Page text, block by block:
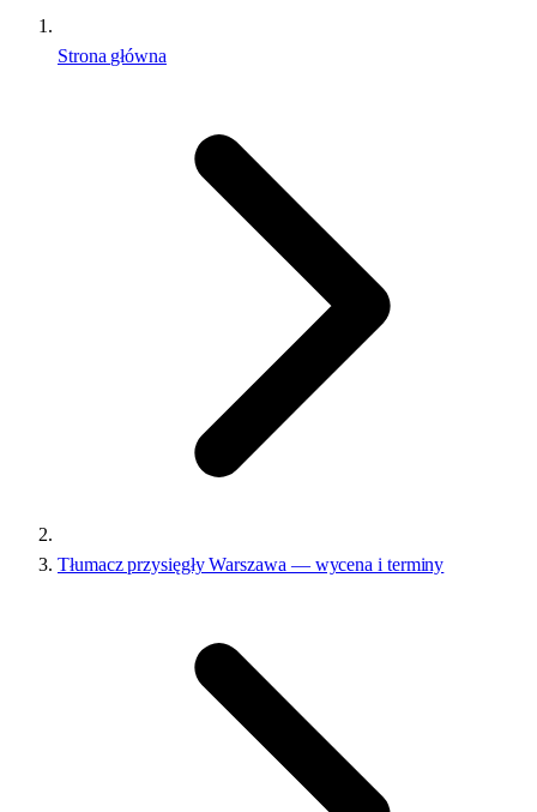
Strona główna
Tłumacz przysięgły Warszawa — wycena i terminy